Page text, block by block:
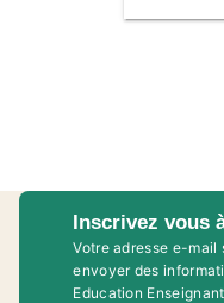
Inscrivez vous
Votre adresse e-mail
envoyer des
Education